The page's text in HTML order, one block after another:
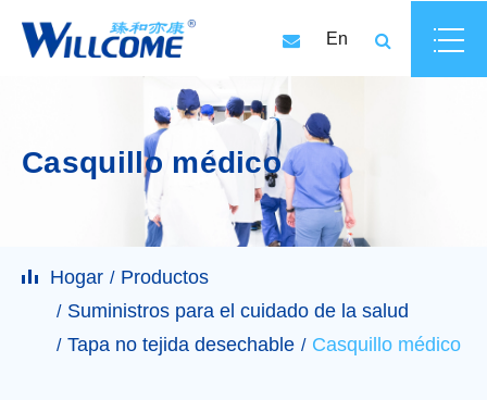
En
Casquillo médico
Hogar
Productos
Suministros para el cuidado de la salud
Tapa no tejida desechable
Casquillo médico